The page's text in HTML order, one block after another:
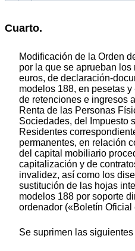
Cuarto.
Modificación de la Orden
por la que se aprueban
euros, de declaración-
modelos 188, en pesetas
de retenciones e ingresos
Renta de las Personas
Sociedades, del Impuesto
Residentes
permanentes, en relación
del capital mobiliario
capitalización y de
invalidez, así como los
sustitución de las hojas
modelos 188 por soporte
ordenador («Boletín Oficial
Se suprimen las